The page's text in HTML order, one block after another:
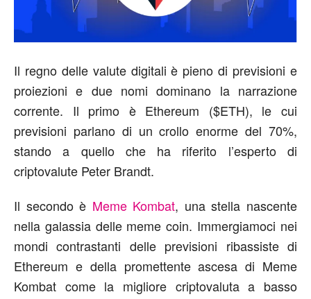
Il regno delle valute digitali è pieno di previsioni e
proiezioni e due nomi dominano la narrazione
corrente. Il primo è Ethereum ($ETH), le cui
previsioni parlano di un crollo enorme del 70%,
stando a quello che ha riferito l’esperto di
criptovalute Peter Brandt.
Il secondo è Meme Kombat, una stella nascente
nella galassia delle meme coin. Immergiamoci nei
mondi contrastanti delle previsioni ribassiste di
Ethereum e della promettente ascesa di Meme
Kombat come la migliore criptovaluta a basso